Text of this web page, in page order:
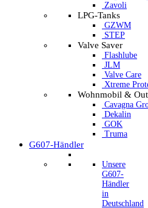
Zavoli
LPG-Tanks
GZWM
STEP
Valve Saver
Flashlube
JLM
Valve Care
Xtreme
Wohnmobil &
Cavagna
Dekalin
GOK
Truma
G607-Händler
Unsere
G607-
Händler
in
Deutschland